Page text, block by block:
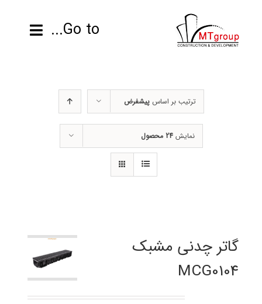
Go to...
تماس با ما
ترتیب بر اساسپیشفرض
نمایش24 محصول
گاتر چدنی مشبک
MCG0104